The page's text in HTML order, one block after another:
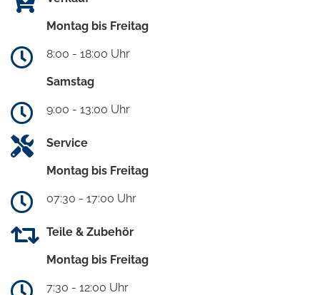
Montag bis Freitag
8:00 - 18:00 Uhr
Samstag
9:00 - 13:00 Uhr
Service
Montag bis Freitag
07:30 - 17:00 Uhr
Teile & Zubehör
Montag bis Freitag
7:30 - 12:00 Uhr